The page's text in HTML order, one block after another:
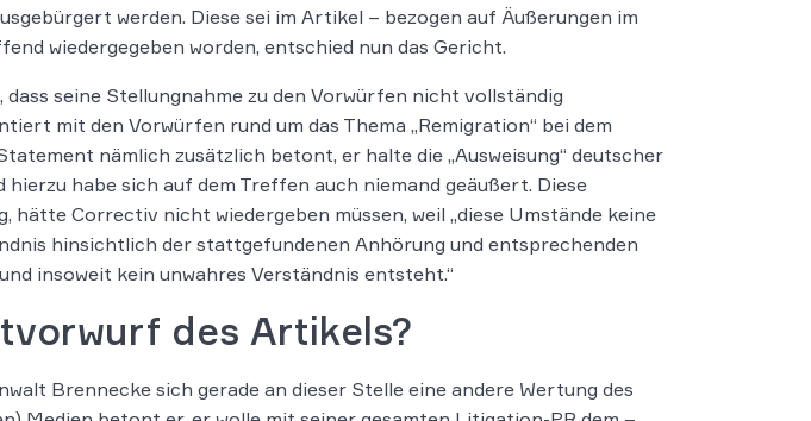
werden. Diese sei im Artikel – bezogen auf Äußerungen im
wiedergegeben worden, entschied nun das Gericht.
seine Stellungnahme zu den Vorwürfen nicht vollständig
mit den Vorwürfen rund um das Thema „Remigration“ bei dem
nämlich zusätzlich betont, er halte die „Ausweisung“ deutscher
habe sich auf dem Treffen auch niemand geäußert. Diese
hätte Correctiv nicht wiedergeben müssen, weil „diese Umstände keine
hinsichtlich der stattgefundenen Anhörung und entsprechenden
insoweit kein unwahres Verständnis entsteht.“
des Artikels?
Brennecke sich gerade an dieser Stelle eine andere Wertung des